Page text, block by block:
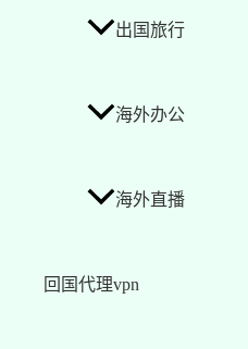
出国旅行
海外办公
海外直播
回国代理vpn